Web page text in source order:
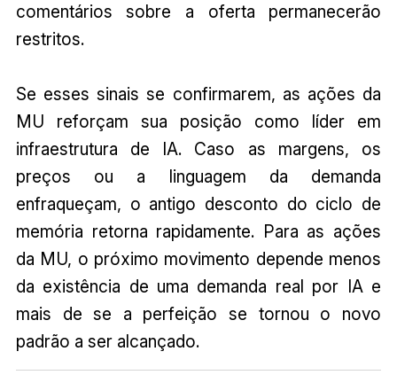
comentários sobre a oferta permanecerão
restritos.
Se esses sinais se confirmarem, as ações da
MU reforçam sua posição como líder em
infraestrutura de IA. Caso as margens, os
preços ou a linguagem da demanda
enfraqueçam, o antigo desconto do ciclo de
memória retorna rapidamente. Para as ações
da MU, o próximo movimento depende menos
da existência de uma demanda real por IA e
mais de se a perfeição se tornou o novo
padrão a ser alcançado.